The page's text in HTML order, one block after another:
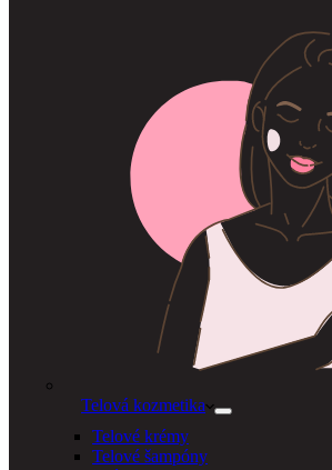
Telová kozmetika
Telové krémy
Telové šampóny